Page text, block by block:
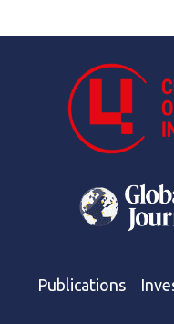
Publications